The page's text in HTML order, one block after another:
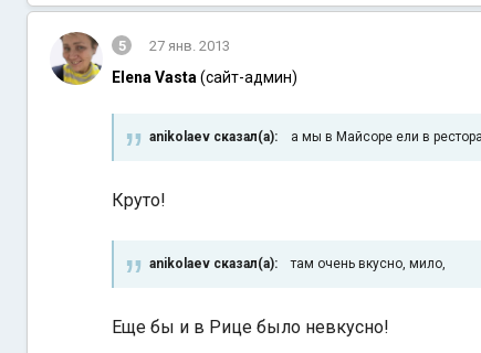
5 27 янв. 2013
Elena Vasta (сайт-админ)
anikolaev сказал(а): а мы в Майсоре ели в
Круто!
anikolaev сказал(а): там очень вкусно, мило,
Еще бы и в Рице было невкусно!